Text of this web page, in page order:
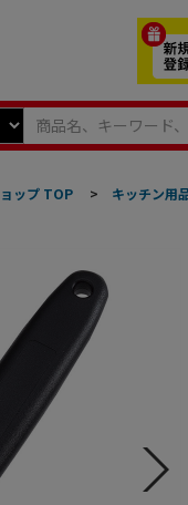
ップ TOP > キッチン用